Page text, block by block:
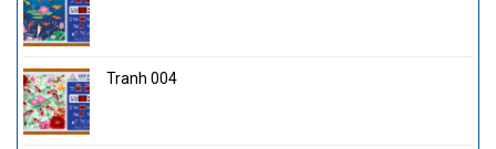
Tranh 004